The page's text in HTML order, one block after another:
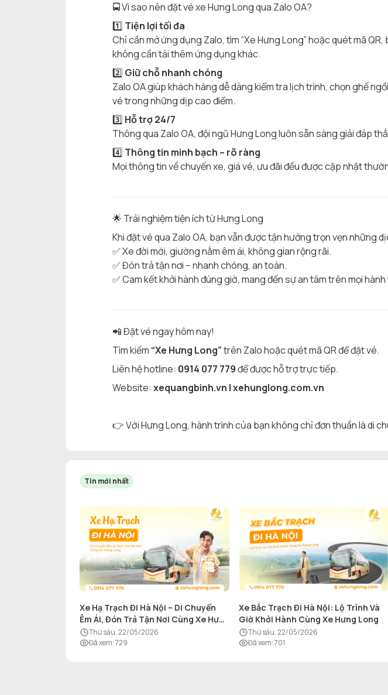
🚍 Vì sao nên đặt vé xe Hưng Long qua Zalo OA?
1️⃣ Tiện lợi tối đa
Chỉ cần mở ứng dụng Zalo, tìm “Xe Hưng Long” hoặc quét mã
không cần tải thêm ứng dụng khác.
2️⃣ Giữ chỗ nhanh chóng
Zalo OA giúp khách hàng dễ dàng kiểm tra lịch trình, chọn ghế
vé trong những dịp cao điểm.
3️⃣ Hỗ trợ 24/7
Thông qua Zalo OA, đội ngũ Hưng Long luôn sẵn sàng giải đáp
4️⃣ Thông tin minh bạch – rõ ràng
Mọi thông tin về chuyến xe, giá vé, ưu đãi đều được cập nhật
🌟 Trải nghiệm tiện ích từ Hưng Long
Khi đặt vé qua Zalo OA, bạn vẫn được tận hưởng trọn vẹn những
✅ Xe đời mới, giường nằm êm ái, không gian rộng rãi.
✅ Đón trả tận nơi – nhanh chóng, an toàn.
✅ Cam kết khởi hành đúng giờ, mang đến sự an tâm trên mọi
📲 Đặt vé ngay hôm nay!
Tìm kiếm “Xe Hưng Long”trên Zalo hoặc quét mã QR để đặt vé.
Liên hệ hotline: 0914 077 779để được hỗ trợ trực tiếp.
Website: xequangbinh.vn | xehunglong.com.vn
👉 Với Hưng Long, hành trình của bạn không chỉ đơn thuần là di
Tin mới nhất
Xe Hạ Trạch Đi Hà Nội – Di Chuyển
Êm Ái, Đón Trả Tận Nơi Cùng Xe Hưng
Longthứ sáu, 22/05/2026
Đã xem:729
Xe Bắc Trạch Đi Hà Nội: Lộ Trình Và
Giờ Khởi Hành Cùng Xe Hưng Long
thứ sáu, 22/05/2026
Đã xem:701